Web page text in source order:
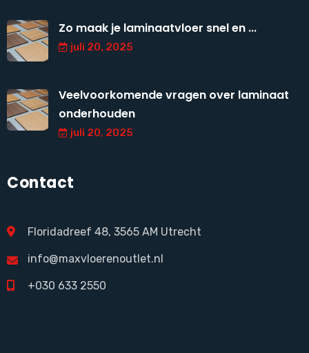
Zo maak je laminaatvloer snel en ...
juli 20, 2025
Veelvoorkomende vragen over laminaat
onderhouden
juli 20, 2025
Contact
Floridadreef 48, 3565 AM Utrecht
info@maxvloerenoutlet.nl
+030 633 2550